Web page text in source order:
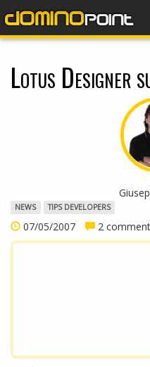
Lotus Designer
NEWS TIPS DEVELOPERS
07/05/2007 2